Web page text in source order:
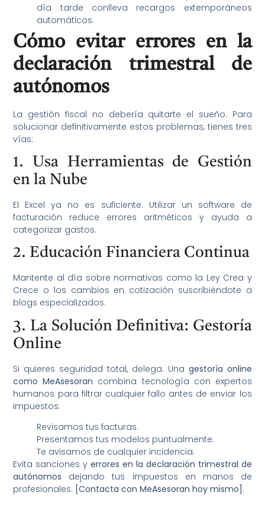
día tarde conlleva recargos extemporáneos
automáticos.
Cómo evitar errores en la
declaración trimestral de
autónomos
La gestión fiscal no debería quitarte el sueño. Para
solucionar definitivamente estos problemas, tienes tres
vías:
1. Usa Herramientas de Gestión
en la Nube
El Excel ya no es suficiente. Utilizar un software de
facturación reduce errores aritméticos y ayuda a
categorizar gastos.
2. Educación Financiera Continua
Mantente al día sobre normativas como la Ley Crea y
Crece o los cambios en cotización suscribiéndote a
blogs especializados.
3. La Solución Definitiva: Gestoría
Online
Si quieres seguridad total, delega. Una gestoría online
como MeAsesoran combina tecnología con expertos
humanos para filtrar cualquier fallo antes de enviar los
impuestos.
Revisamos tus facturas.
Presentamos tus modelos puntualmente.
Te avisamos de cualquier incidencia.
Evita sanciones yerrores en la declaración trimestral de
autónomos dejando tus impuestos en manos de
profesionales. [Contacta con MeAsesoran hoy mismo] .